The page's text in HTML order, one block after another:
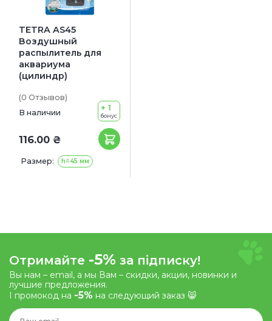
TETRA AS45
Воздушный
распылитель для
аквариума
(цилиндр)
(0 Отзывов)
В наличии
116.00 ₴
+ 1
бонус
Размер: h=45 мм
Отримайте -5% за підписку!
Вы нам – email, а мы Вам – скидки, акции, новинки и
лучшие предложения.
І промокод на -5% на следующий заказ 😸